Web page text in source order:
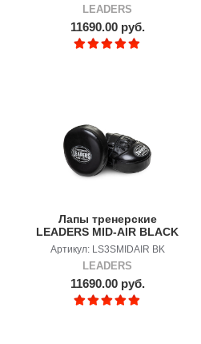
LEADERS
11690.00 руб.
Лапы тренерские
LEADERS MID-AIR BLACK
Артикул: LS3SMIDAIR BK
LEADERS
11690.00 руб.